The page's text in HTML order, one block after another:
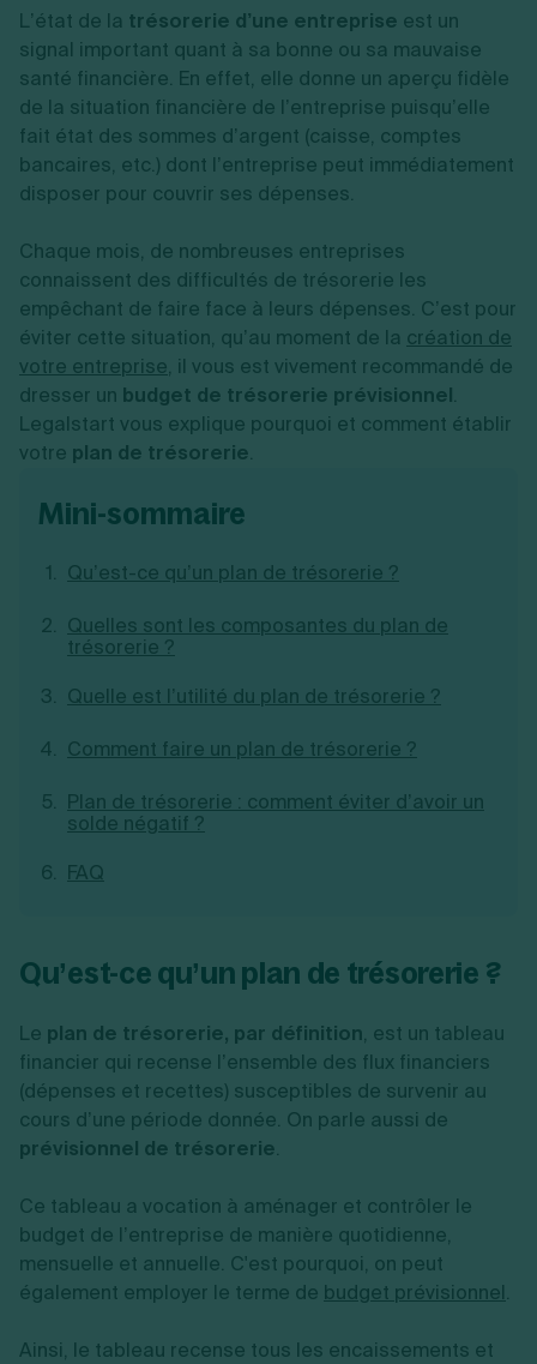
Services aux entreprises
Construction/travaux
Restauration
Commerce
Transport
Autres
Ressources
Calcul de charges sociales
Estimation du coût de création
Calcul d'éligibilité à l'ACRE
Vérification de la disponibilité du nom d'entreprise
Générateur de mentions légales
Création d'entreprise
Cession d'actions
Transmission universelle de patrimoine
Augmentation de capital
Réduction de capital
Gérer son entreprise
Gestion comptable
Approbation des comptes
Recherche d'antériorité
Protection des créations
Confidentialité de l'adresse du dirigeant
Fermer son entreprise
Radiation auto entrepreneur
Mise en sommeil
Dissolution-liquidation
Dépôt de bilan
Toutes les modifications
Micro entreprise
LMNP
Par métier
Conseil/finance
Vente en ligne
Services aux entreprises
Construction/travaux
Commerce
Transport
Autres
Par fonctionnalité
Logiciel de facturation
Logiciel de comptabilité
Gestion des achats
Gestion de la trésorerie
Je suis autonome
Découvrez notre cabinet d'expertise
Fiches SASU
Fiches SAS
Fiches EURL
Fiches SARL
Fiches SCI
Fiches auto-entrepreneur
Fiches association
Toutes les fiches sur la création
Gestion d’entreprise
Fermeture d’entreprise
Exercice d’un métier
Recouvrement de factures
Gérer ses salariés
Sélection de fiches pratiques
Ouvrir sa société
Création de micro-entreprise
Création d'EURL
Création de SASU
Création de SAS
Création de SCI
Création d'association
Aides à la création d’entreprise
Ouverture compte pro
Fermeture d’une entreprise
Création d'entreprise
L’état de la trésorerie d’une entreprise est un
signal important quant à sa bonne ou sa mauvaise
santé financière. En effet, elle donne un aperçu fidèle
de la situation financière de l’entreprise puisqu’elle
fait état des sommes d’argent (caisse, comptes
bancaires, etc.) dont l’entreprise peut immédiatement
disposer pour couvrir ses dépenses.
Chaque mois, de nombreuses entreprises
connaissent des difficultés de trésorerie les
empêchant de faire face à leurs dépenses. C’est pour
éviter cette situation, qu’au moment de la création de
votre entreprise, il vous est vivement recommandé de
dresser un budget de trésorerie prévisionnel.
Legalstart vous explique pourquoi et comment établir
votre plan de trésorerie.
mini-sommaire
Qu’est-ce qu’un plan de trésorerie ?
Quelles sont les composantes du plan de
trésorerie ?
Quelle est l’utilité du plan de trésorerie ?
Comment faire un plan de trésorerie ?
Plan de trésorerie : comment éviter d’avoir un
solde négatif ?
FAQ
Qu’est-ce qu’un plan de trésorerie ?
Le plan de trésorerie, par définition, est un tableau
financier qui recense l’ensemble des flux financiers
(dépenses et recettes) susceptibles de survenir au
cours d’une période donnée. On parle aussi de
prévisionnel de trésorerie.
Ce tableau a vocation à aménager et contrôler le
budget de l’entreprise de manière quotidienne,
mensuelle et annuelle. C'est pourquoi, on peut
également employer le terme de budget prévisionnel.
Ainsi, le tableau recense tous les encaissements et